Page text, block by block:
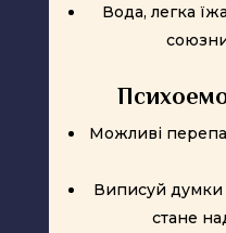
Вода, легка
Можливі
Виписуй
стане